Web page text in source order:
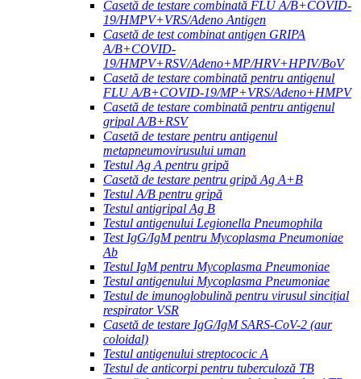
Casetă de testare combinată FLU A/B+COVID-
19/HMPV+VRS/Adeno Antigen
Casetă de test combinat antigen GRIPA
A/B+COVID-
19/HMPV+RSV/Adeno+MP/HRV+HPIV/BoV
Casetă de testare combinată pentru antigenul
FLU A/B+COVID-19/MP+VRS/Adeno+HMPV
Casetă de testare combinată pentru antigenul
gripal A/B+RSV
Casetă de testare pentru antigenul
metapneumovirusului uman
Testul Ag A pentru gripă
Casetă de testare pentru gripă Ag A+B
Testul A/B pentru gripă
Testul antigripal Ag B
Testul antigenului Legionella Pneumophila
Test IgG/IgM pentru Mycoplasma Pneumoniae
Ab
Testul IgM pentru Mycoplasma Pneumoniae
Testul antigenului Mycoplasma Pneumoniae
Testul de imunoglobulină pentru virusul sincițial
respirator VSR
Casetă de testare IgG/IgM SARS-CoV-2 (aur
coloidal)
Testul antigenului streptococic A
Testul de anticorpi pentru tuberculoză TB